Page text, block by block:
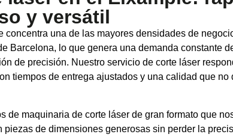
y versátil
concentra una de las mayores densidades de
Barcelona, lo que genera una demanda constante
de precisión. Nuestro servicio de corte láser
tiempos de entrega ajustados y una calidad que no
de maquinaria de corte láser de gran formato que
piezas de dimensiones generosas sin perder la